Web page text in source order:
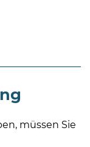
müssen Sie